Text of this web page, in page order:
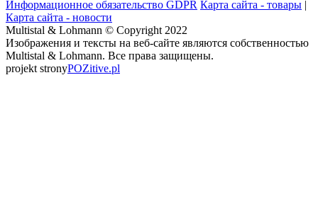
Информационное обязательство GDPR Карта сайта - товары |
Карта сайта - новости
Multistal & Lohmann © Copyright 2022
Изображения и тексты на веб-сайте являются собственностью
Multistal & Lohmann. Все права защищены.
projekt stronyPOZitive.pl